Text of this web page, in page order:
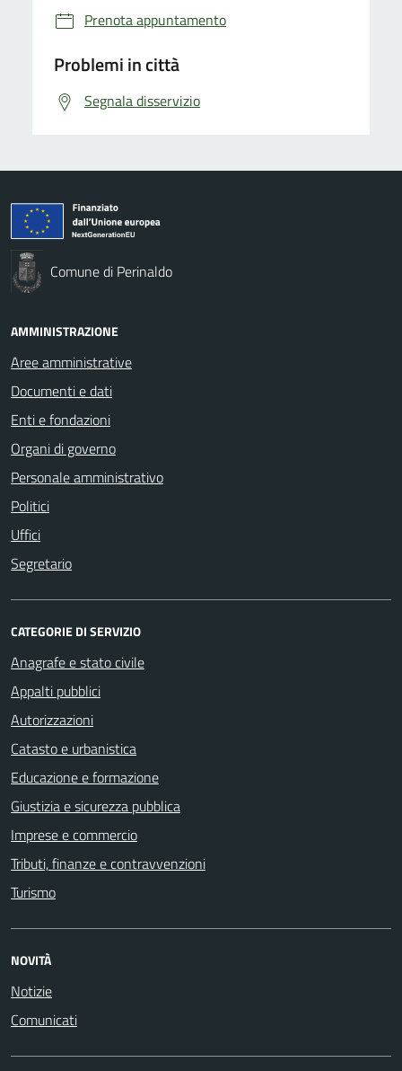
Prenota appuntamento
Problemi in città
Segnala disservizio
Comune di Perinaldo
AMMINISTRAZIONE
Aree amministrative
Documenti e dati
Enti e fondazioni
Organi di governo
Personale amministrativo
Politici
Uffici
Segretario
CATEGORIE DI SERVIZIO
Anagrafe e stato civile
Appalti pubblici
Autorizzazioni
Catasto e urbanistica
Educazione e formazione
Giustizia e sicurezza pubblica
Imprese e commercio
Tributi, finanze e contravvenzioni
Turismo
NOVITÀ
Notizie
Comunicati